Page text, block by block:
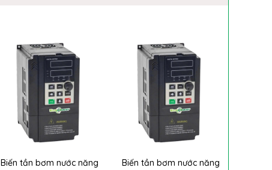
Biến tần bơm nước năng
Biến tần bơm nước năng